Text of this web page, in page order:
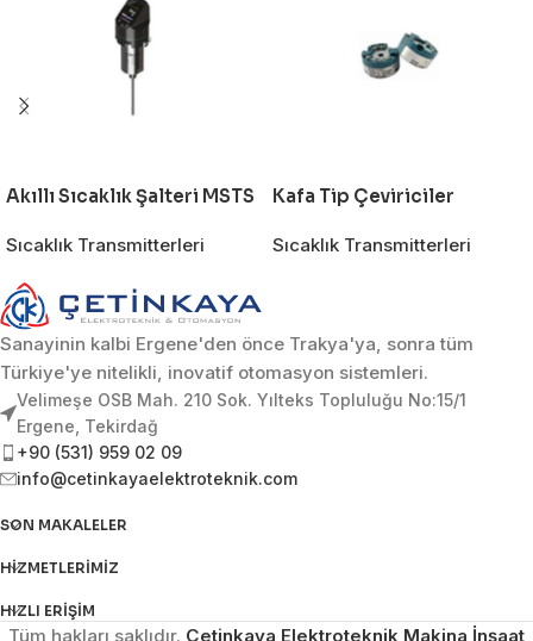
Akıllı Sıcaklık Şalteri MSTS
Sıcaklık Transmitterleri
Kafa Tip Çeviriciler
Sıcaklık Transmitterleri
Sanayinin kalbi Ergene'den önce Trakya'ya, sonra tüm
Türkiye'ye nitelikli, inovatif otomasyon sistemleri.
Velimeşe OSB Mah. 210 Sok. Yılteks Topluluğu No:15/1
Ergene, Tekirdağ
+90 (531) 959 02 09
info@cetinkayaelektroteknik.com
SON MAKALELER
HIZMETLERIMIZ
HIZLI ERIŞIM
Tüm hakları saklıdır. Çetinkaya Elektroteknik Makina İnşaat